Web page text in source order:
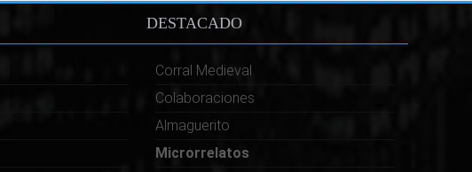
DESTACADO
Corral Medieval
Colaboraciones
Almaguerito
Microrrelatos